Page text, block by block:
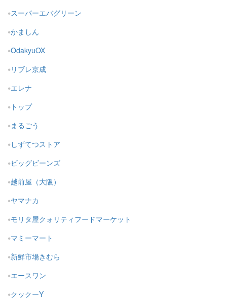
スーパーエバグリーン
かましん
OdakyuOX
リブレ京成
エレナ
トップ
まるごう
しずてつストア
ビッグビーンズ
越前屋（大阪）
ヤマナカ
モリタ屋クォリティフードマーケット
マミーマート
新鮮市場きむら
エースワン
クックーY